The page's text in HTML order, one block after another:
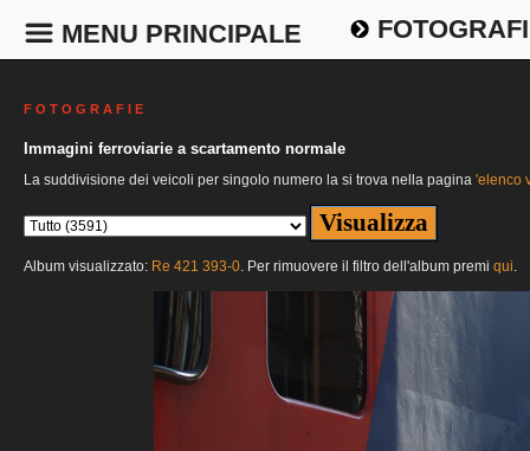
MENU PRINCIPALE
F O T O G R A F I E
Immagini ferroviarie a scartamento normale
La suddivisione dei veicoli per singolo numero la si trova nella pagina 'elenco
Album visualizzato: Re 421 393-0. Per rimuovere il filtro dell'album premi qui.